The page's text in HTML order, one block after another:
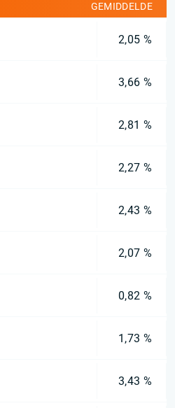
GEMIDDELDE
2,05 %
3,66 %
2,81 %
2,27 %
2,43 %
2,07 %
0,82 %
1,73 %
3,43 %